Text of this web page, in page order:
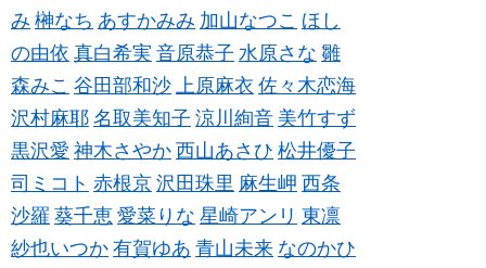
み 榊なち あすかみみ 加山なつこ ほし
の由依 真白希実 音原恭子 水原さな 雛
森みこ 谷田部和沙 上原麻衣 佐々木恋海
沢村麻耶 名取美知子 涼川絢音 美竹すず
黒沢愛 神木さやか 西山あさひ 松井優子
司ミコト 赤根京 沢田珠里 麻生岬 西条
沙羅 葵千恵 愛菜りな 星崎アンリ 東凛
紗也いつか 有賀ゆあ 青山未来 なのかひ